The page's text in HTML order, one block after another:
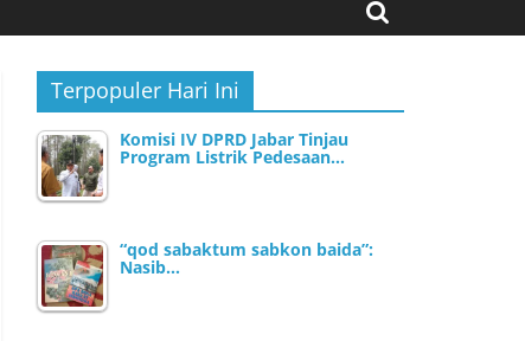
Terpopuler Hari Ini
Komisi IV DPRD Jabar Tinjau
Program Listrik Pedesaan…
“qod sabaktum sabkon baida”:
Nasib…